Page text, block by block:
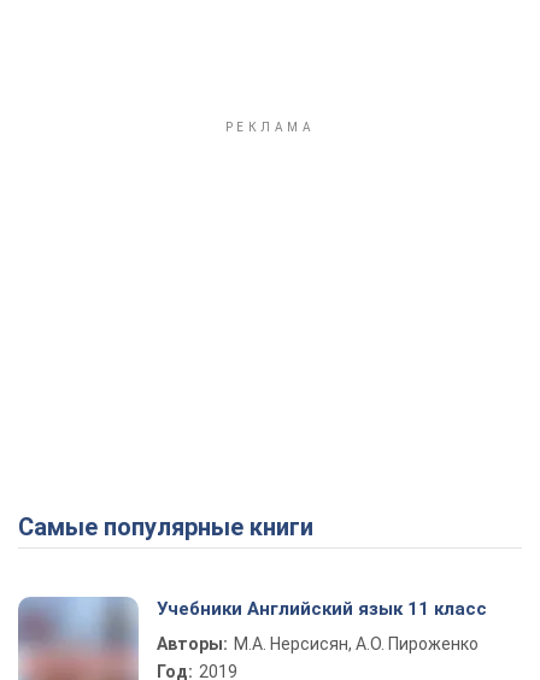
Самые популярные книги
Учебники Английский язык 11 класс
Авторы: М.А. Нерсисян, А.О. Пироженко
Год: 2019